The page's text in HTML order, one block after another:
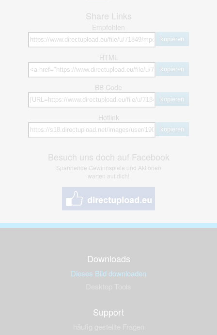
Share Links
Empfohlen
kopieren
HTML
kopieren
BB Code
kopieren
Hotlink
kopieren
Besuch uns doch auf Facebook
Spannende Gewinnspiele und Aktionen
warten auf dich!
Downloads
Dieses Bild downloaden
Support